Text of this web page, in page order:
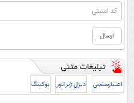
اعتبارسنجی دیزل ژنراتور بوکینگ